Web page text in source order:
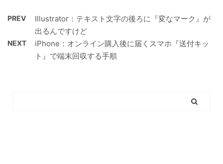
PREV
Illustrator：テキスト文字の後ろに『変なマーク』が
出るんですけど
NEXT
iPhone：オンライン購入後に届くスマホ『送付キッ
ト』で端末回収する手順